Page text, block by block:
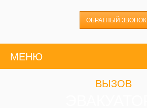
ОБРАТНЫЙ ЗВОНОК
МЕНЮ
ВЫЗОВ